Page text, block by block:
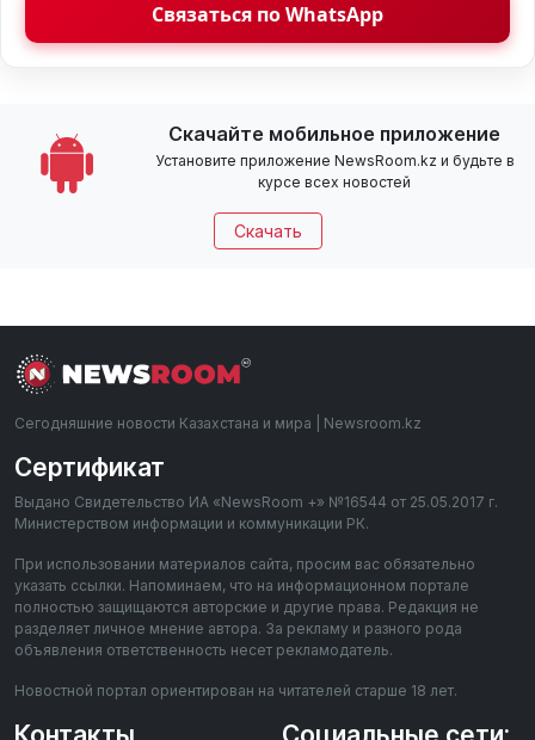
Связаться по WhatsApp
Скачайте мобильное приложение
Установите приложение NewsRoom.kz и будьте в
курсе всех новостей
Скачать
Сегодняшние новости Казахстана и мира | Newsroom.kz
Сертификат
Выдано Свидетельство ИА «NewsRoom +» №16544 от 25.05.2017 г.
Министерством информации и коммуникации РК.
При использовании материалов сайта, просим вас обязательно
указать ссылки. Напоминаем, что на информационном портале
полностью защищаются авторские и другие права. Редакция не
разделяет личное мнение автора. За рекламу и разного рода
объявления ответственность несет рекламодатель.
Новостной портал ориентирован на читателей старше 18 лет.